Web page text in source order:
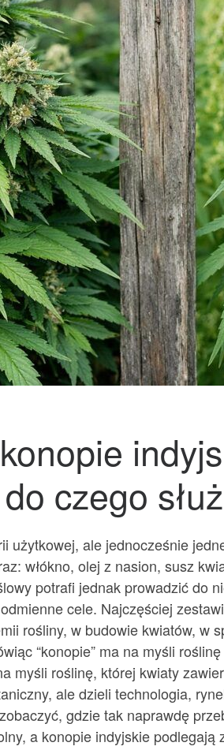
czego
użytkowej, ale jednocześnie
włókno, olej z nasion, susz
potrafi jednak prowadzić do
cele. Najczęściej
rośliny, w budowie kwiatów, w
“konopie” ma na myśli
myśli roślinę, której kwiaty
ale dzieli technologia,
gdzie tak naprawdę
a konopie indyjskie